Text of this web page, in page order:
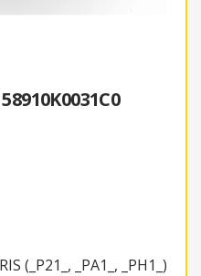
(_P21_, _PA1_, _PH1_)